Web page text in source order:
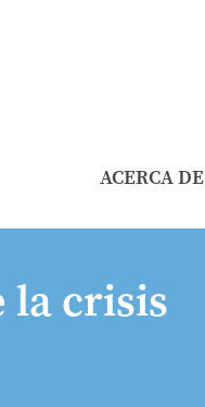
ACERCA DE
la crisis